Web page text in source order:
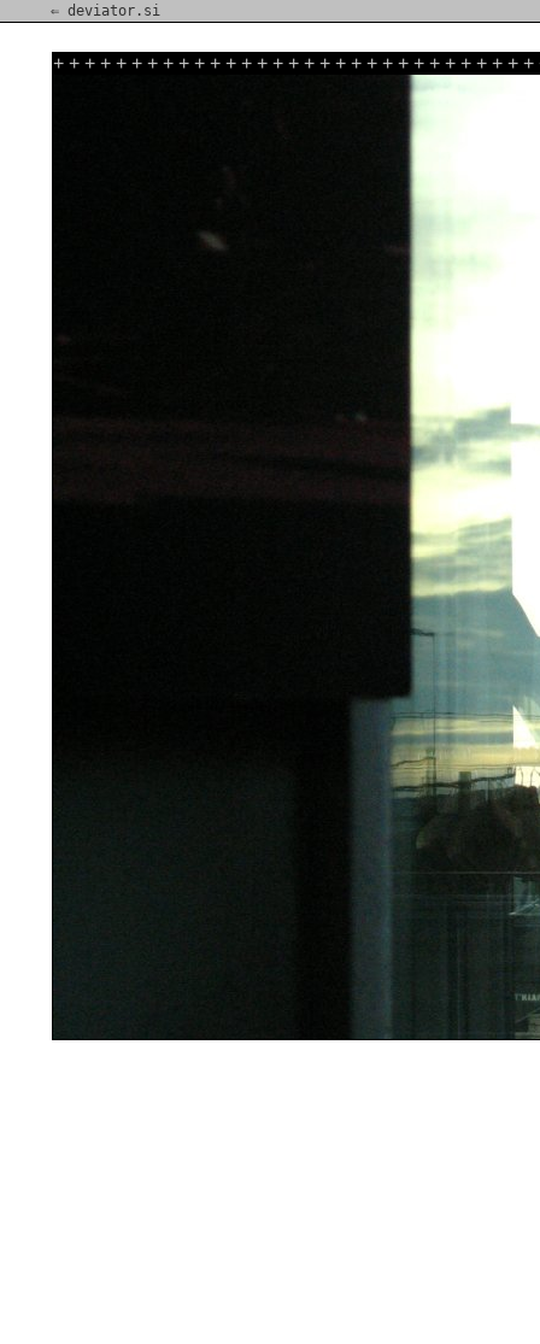
⇐ deviator.si
+ + + + + + + + + + + + + + + + + + + + + + + + + + + + + + +